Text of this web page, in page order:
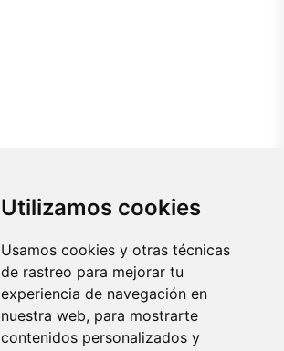
Utilizamos cookies
Usamos cookies y otras técnicas
de rastreo para mejorar tu
experiencia de navegación en
nuestra web, para mostrarte
contenidos personalizados y